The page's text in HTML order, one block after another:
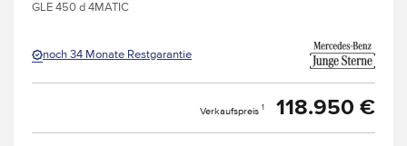
GLE 450 d 4MATIC
noch 34 Monate Restgarantie
Verkaufspreis 1 118.950 €